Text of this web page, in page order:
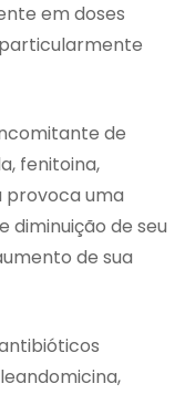
em doses
de
fenitoina,
provoca uma
diminuição de seu
de sua